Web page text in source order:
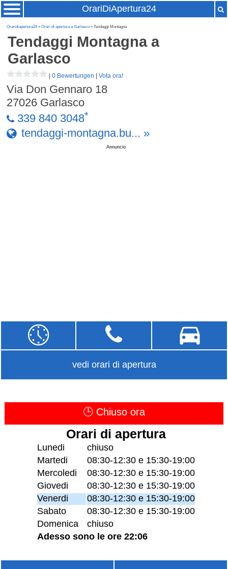
OrariDiApertura24
Oraridiapertura24»Orari di apertura a Garlasco » Tendaggi Montagna
Tendaggi Montagnaa
Garlasco
|0 Bewertungen |Vota ora!
Via Don Gennaro 18
27026 Garlasco
339 840 3048*
tendaggi-montagna.bu... »
Annuncio
vedi orari di apertura
🕒 Chiuso ora
Orari di apertura
Lunedi
chiuso
Martedi
08:30-12:30 e 15:30-19:00
Mercoledi
08:30-12:30 e 15:30-19:00
Giovedi
08:30-12:30 e 15:30-19:00
Venerdi
08:30-12:30 e 15:30-19:00
Sabato
08:30-12:30 e 15:30-19:00
Domenica
chiuso
Adesso sono le ore 22:06